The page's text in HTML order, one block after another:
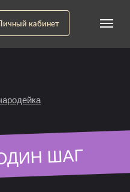
кабинет
ШАГ